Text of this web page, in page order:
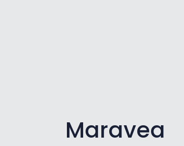
Maravea